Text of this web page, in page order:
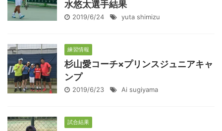
水悠太選手結果
2019/6/24 yuta shimizu
練習情報
杉山愛コーチ×プリンスジュニアキャ
ンプ
2019/6/23 Ai sugiyama
試合結果